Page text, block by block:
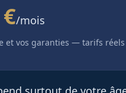
/mois
et vos garanties — tarifs